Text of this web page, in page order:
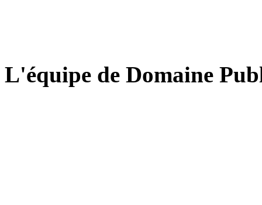
L'équipe de Domaine